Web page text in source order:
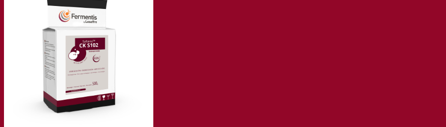
委托制造
酒水饮料品鉴
发酵解决方案
啤酒
活性干酵母啤酒
细菌
发酵助剂啤酒
啤酒功能性产品
啤酒风格
用于葡萄酒的干活性酵母
酶
葡萄酒发酵助剂